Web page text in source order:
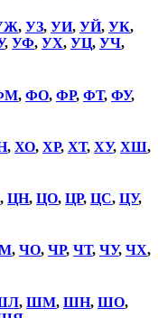
, УЗ, УИ, УЙ, УК,
, УФ, УХ, УЦ, УЧ,
, ФО, ФР, ФТ, ФУ,
, ХО, ХР, ХТ, ХУ, ХШ,
, ЦН, ЦО, ЦР, ЦС, ЦУ,
, ЧО, ЧР, ЧТ, ЧУ, ЧХ,
, ШМ, ШН, ШО,